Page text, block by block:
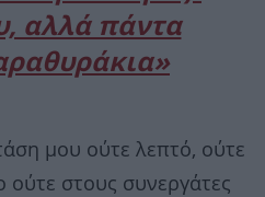
αλλά πάντα
μου ούτε λεπτό, ούτε
ούτε στους συνεργάτες